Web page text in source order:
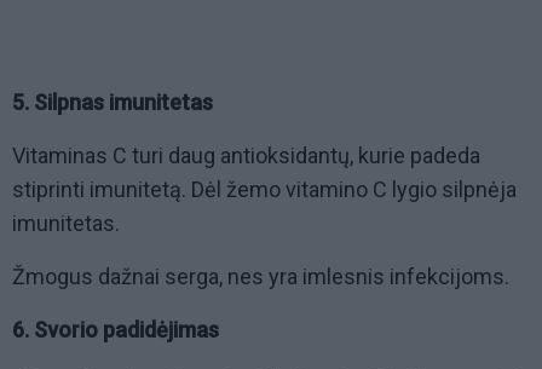
5. Silpnas imunitetas
Vitaminas C turi daug antioksidantų, kurie padeda
stiprinti imunitetą. Dėl žemo vitamino C lygio silpnėja
imunitetas.
Žmogus dažnai serga, nes yra imlesnis infekcijoms.
6. Svorio padidėjimas